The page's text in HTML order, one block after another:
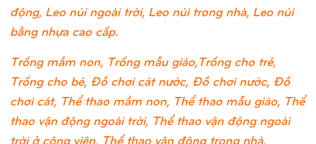
động, Leo núi ngoài trời, Leo núi trong nhà, Leo núi
bằng nhựa cao cấp.
Trống mầm non, Trống mẫu giáo,Trống cho trẻ,
Trống cho bé, Đồ chơi cát nước, Đồ chơi nước, Đồ
chơi cát, Thể thao mầm non, Thể thao mẫu giáo, Thể
thao vận động ngoài trời, Thể thao vận động ngoài
trời ở công viên, Thể thao vận động trong nhà.